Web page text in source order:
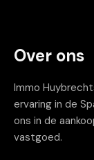
Over ons
Immo
ervaring in de
ons in de
vastgoed.